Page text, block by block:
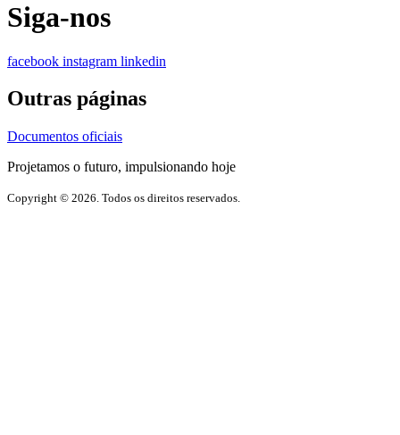
Siga-nos
facebook instagram linkedin
Outras páginas
Documentos oficiais
Projetamos o futuro, impulsionando hoje
Copyright © 2026. Todos os direitos reservados.